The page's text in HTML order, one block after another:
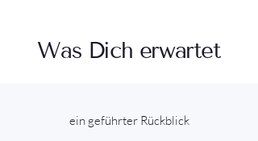
Was Dich erwartet
ein geführter Rückblick